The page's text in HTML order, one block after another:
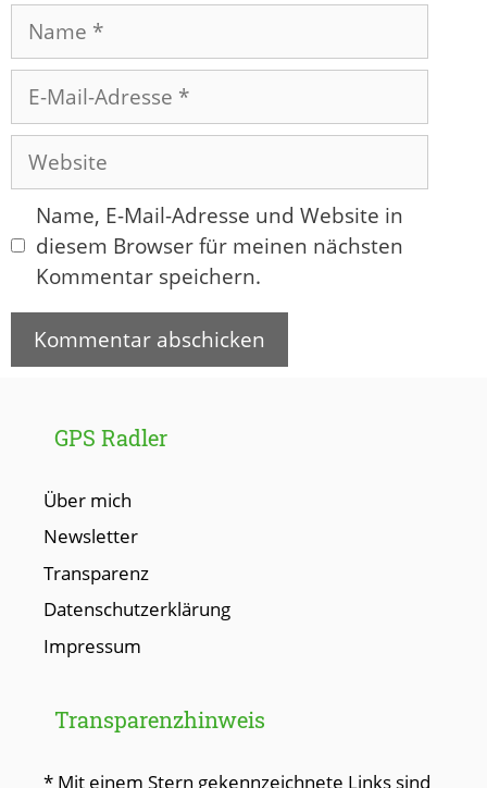
Name
Mail-
Adresse
Website
Name, E-Mail-Adresse und Website in
diesem Browser für meinen nächsten
Kommentar speichern.
GPS Radler
Über mich
Newsletter
Transparenz
Datenschutzerklärung
Impressum
Transparenzhinweis
* Mit einem Stern gekennzeichnete Links sind